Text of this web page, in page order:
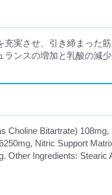
実させ、引き締まった
ンスの増加と乳酸の減
Choline Bitartrate)
Nitric Support
Other Ingredients: